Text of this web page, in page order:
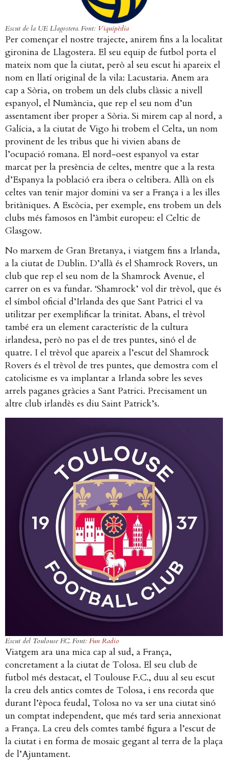
Escut de la UE Llagostera. Font: Viquipèdia
Per començar el nostre trajecte, anirem fins a la localitat
gironina de Llagostera. El seu equip de futbol porta el
mateix nom que la ciutat, però al seu escut hi apareix el
nom en llatí original de la vila: Lacustaria. Anem ara
cap a Sòria, on trobem un dels clubs clàssic a nivell
espanyol, el Numància, que rep el seu nom d’un
assentament iber proper a Sòria. Si mirem cap al nord, a
Galícia, a la ciutat de Vigo hi trobem el Celta, un nom
provinent de les tribus que hi vivien abans de
l’ocupació romana. El nord-oest espanyol va estar
marcat per la presència de celtes, mentre que a la resta
d’Espanya la població era ibera o celtibera. Allà on els
celtes van tenir major domini va ser a França i a les illes
britàniques. A Escòcia, per exemple, ens trobem un dels
clubs més famosos en l’àmbit europeu: el Celtic de
Glasgow.
No marxem de Gran Bretanya, i viatgem fins a Irlanda,
a la ciutat de Dublin. D’allà és el Shamrock Rovers, un
club que rep el seu nom de la Shamrock Avenue, el
carrer on es va fundar. ‘Shamrock’ vol dir trèvol, que és
el símbol oficial d’Irlanda des que Sant Patrici el va
utilitzar per exemplificar la trinitat. Abans, el trèvol
també era un element característic de la cultura
irlandesa, però no pas el de tres puntes, sinó el de
quatre. I el trèvol que apareix a l’escut del Shamrock
Rovers és el trèvol de tres puntes, que demostra com el
catolicisme es va implantar a Irlanda sobre les seves
arrels paganes gràcies a Sant Patrici. Precisament un
altre club irlandès es diu Saint Patrick’s.
Escut del Toulouse F.C. Font: Fun Radio
Viatgem ara una mica cap al sud, a França,
concretament a la ciutat de Tolosa. El seu club de
futbol més destacat, el Toulouse F.C., duu al seu escut
la creu dels antics comtes de Tolosa, i ens recorda que
durant l’època feudal, Tolosa no va ser una ciutat sinó
un comptat independent, que més tard seria annexionat
a França. La creu dels comtes també figura a l’escut de
la ciutat i en forma de mosaic gegant al terra de la plaça
de l’Ajuntament.